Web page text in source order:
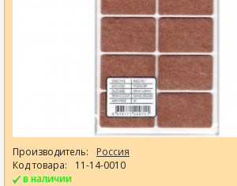
Производитель:
Россия
Код товара:
11-14-0010
в наличии